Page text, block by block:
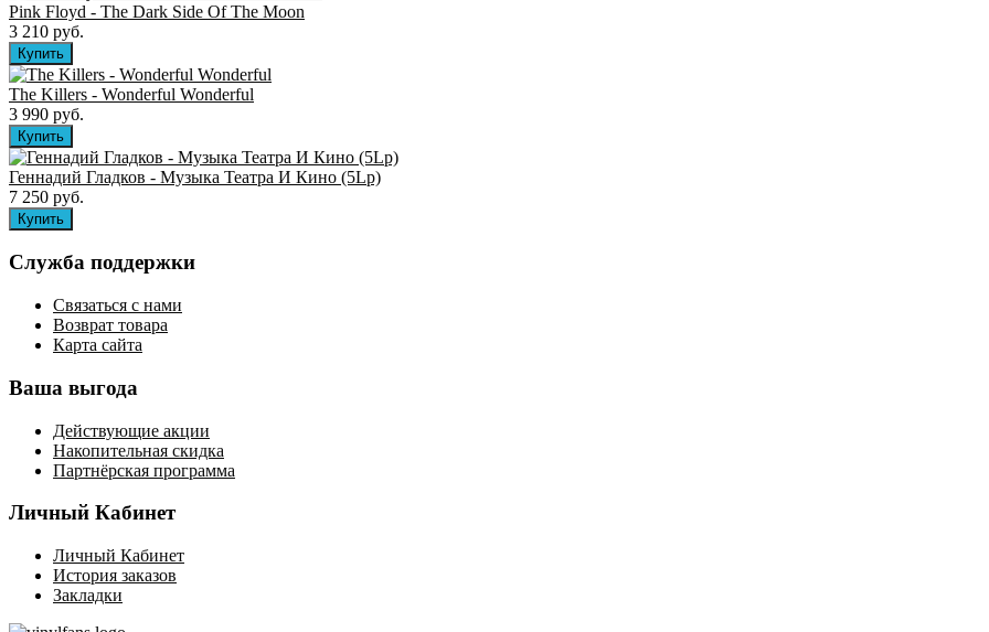
Pink Floyd - The Dark Side Of The Moon
3 210 руб.
The Killers ‎- Wonderful Wonderful
3 990 руб.
Геннадий Гладков - Музыка Театра И Кино (5Lp)
7 250 руб.
Служба поддержки
Связаться с нами
Возврат товара
Карта сайта
Ваша выгода
Действующие акции
Накопительная скидка
Партнёрская программа
Личный Кабинет
Личный Кабинет
История заказов
Закладки